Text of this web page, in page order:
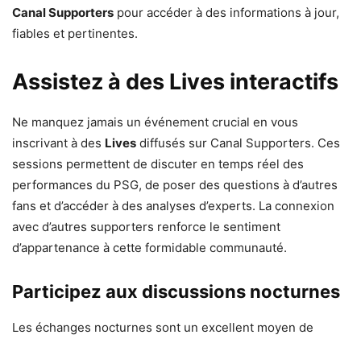
Canal Supporters pour accéder à des informations à jour,
fiables et pertinentes.
Assistez à des Lives interactifs
Ne manquez jamais un événement crucial en vous
inscrivant à des Lives diffusés sur Canal Supporters. Ces
sessions permettent de discuter en temps réel des
performances du PSG, de poser des questions à d’autres
fans et d’accéder à des analyses d’experts. La connexion
avec d’autres supporters renforce le sentiment
d’appartenance à cette formidable communauté.
Participez aux discussions nocturnes
Les échanges nocturnes sont un excellent moyen de